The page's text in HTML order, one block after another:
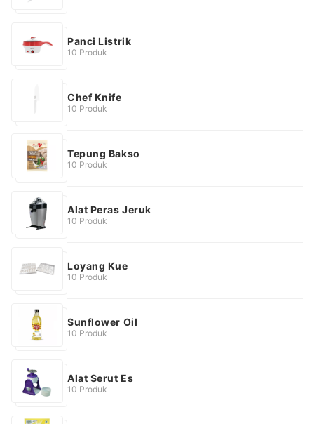
Panci Listrik
10 Produk
Chef Knife
10 Produk
Tepung Bakso
10 Produk
Alat Peras Jeruk
10 Produk
Loyang Kue
10 Produk
Sunflower Oil
10 Produk
Alat Serut Es
10 Produk